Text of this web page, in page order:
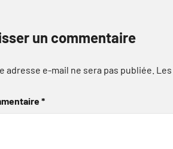
un commentaire
adresse e-mail ne sera pas publiée.
*